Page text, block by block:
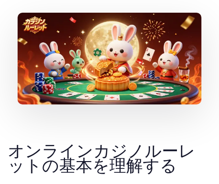
オンラインカジノルーレ
ットの基本を理解する